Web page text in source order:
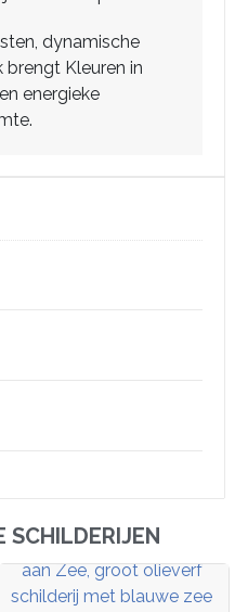
dynamische
brengt Kleuren in
energieke
SCHILDERIJEN